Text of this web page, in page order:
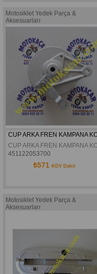
Motosiklet Yedek Parça &
Aksesuarları
451122053700
₺571 KDV Dahil
Motosiklet Yedek Parça &
Aksesuarları